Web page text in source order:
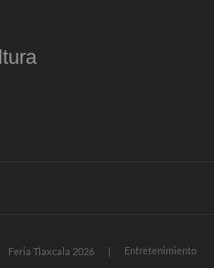
Feria Tlaxcala 2026 Entretenimiento